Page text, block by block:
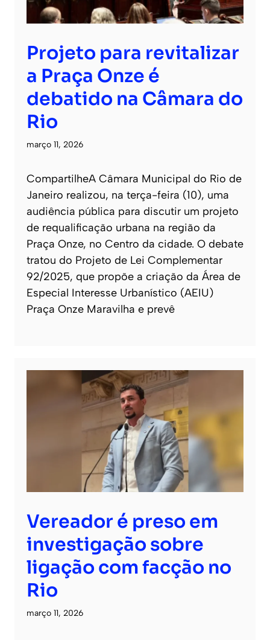
Projeto para revitalizar
a Praça Onze é
debatido na Câmara do
Rio
março 11, 2026
CompartilheA Câmara Municipal do Rio de
Janeiro realizou, na terça-feira (10), uma
audiência pública para discutir um projeto
de requalificação urbana na região da
Praça Onze, no Centro da cidade. O debate
tratou do Projeto de Lei Complementar
92/2025, que propõe a criação da Área de
Especial Interesse Urbanístico (AEIU)
Praça Onze Maravilha e prevê
Vereador é preso em
investigação sobre
ligação com facção no
Rio
março 11, 2026